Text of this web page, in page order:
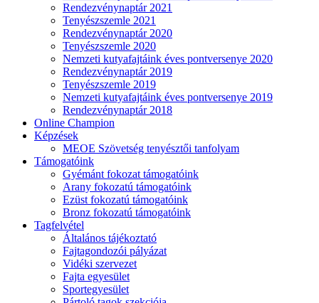
Rendezvénynaptár 2021
Tenyészszemle 2021
Rendezvénynaptár 2020
Tenyészszemle 2020
Nemzeti kutyafajtáink éves pontversenye 2020
Rendezvénynaptár 2019
Tenyészszemle 2019
Nemzeti kutyafajtáink éves pontversenye 2019
Rendezvénynaptár 2018
Online Champion
Képzések
MEOE Szövetség tenyésztői tanfolyam
Támogatóink
Gyémánt fokozat támogatóink
Arany fokozatú támogatóink
Ezüst fokozatú támogatóink
Bronz fokozatú támogatóink
Tagfelvétel
Általános tájékoztató
Fajtagondozói pályázat
Vidéki szervezet
Fajta egyesület
Sportegyesület